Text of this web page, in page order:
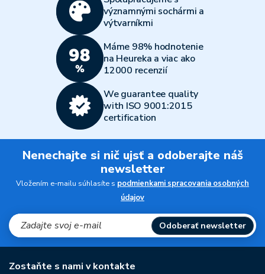
významnými sochármi a
výtvarníkmi
Máme 98% hodnotenie
na Heureka a viac ako
12000 recenzií
We guarantee quality
with ISO 9001:2015
certification
Nenechajte si nič ujsť a odoberajte náš
newsletter
Vložením e-mailu súhlasíte s podmienkami spracovania osobných
údajov
Odoberať newsletter
Zostaňte s nami v kontakte